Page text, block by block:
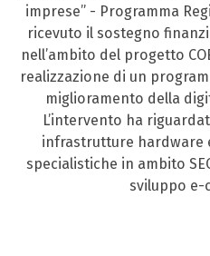
imprese” - Programma
ricevuto il sostegno
nell’ambito del progetto
realizzazione di un
miglioramento della
L’intervento ha
infrastrutture hardware
specialistiche in ambito
sviluppo e-